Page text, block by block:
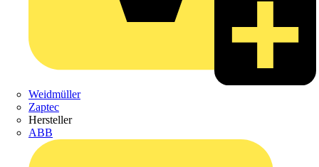
Weidmüller
Zaptec
Hersteller
ABB